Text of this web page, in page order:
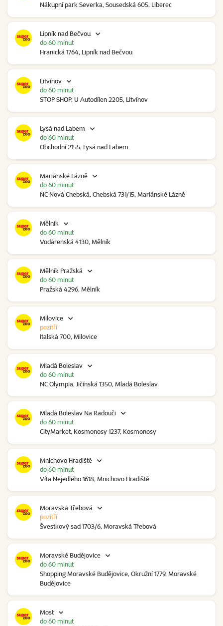
Nákupní park Severka, Sousedská 605, Liberec
Lipník nad Bečvou
Hranická 1764, Lipník nad Bečvou
do 60 minut
Litvínov
STOP SHOP, U Autodílen 2205, Litvínov
do 60 minut
Lysá nad Labem
Obchodní 2155, Lysá nad Labem
do 60 minut
Mariánské Lázně
NC Nová Chebská, Chebská 731/15, Mariánské Lázně
do 60 minut
Mělník
Vodárenská 4130, Mělník
do 60 minut
Mělník Pražská
Pražská 4296, Mělník
do 60 minut
Milovice
Italská 700, Milovice
pozítří
Mladá Boleslav
NC Olympia, Jičínská 1350, Mladá Boleslav
do 60 minut
Mladá Boleslav Na Radouči
CityMarket, Kosmonosy 1237, Kosmonosy
do 60 minut
Mnichovo Hradiště
Víta Nejedlého 1618, Mnichovo Hradiště
do 60 minut
Moravská Třebová
Švestkový sad 1703/6, Moravská Třebová
pozítří
Moravské Budějovice
Shopping Moravské Budějovice, Okružní 1779, Moravské
Budějovice
do 60 minut
Most
do 60 minut